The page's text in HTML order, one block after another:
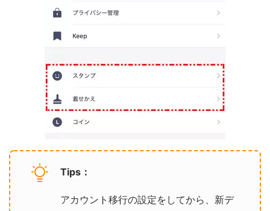
Tips：
アカウント移行の設定をしてから、新デ